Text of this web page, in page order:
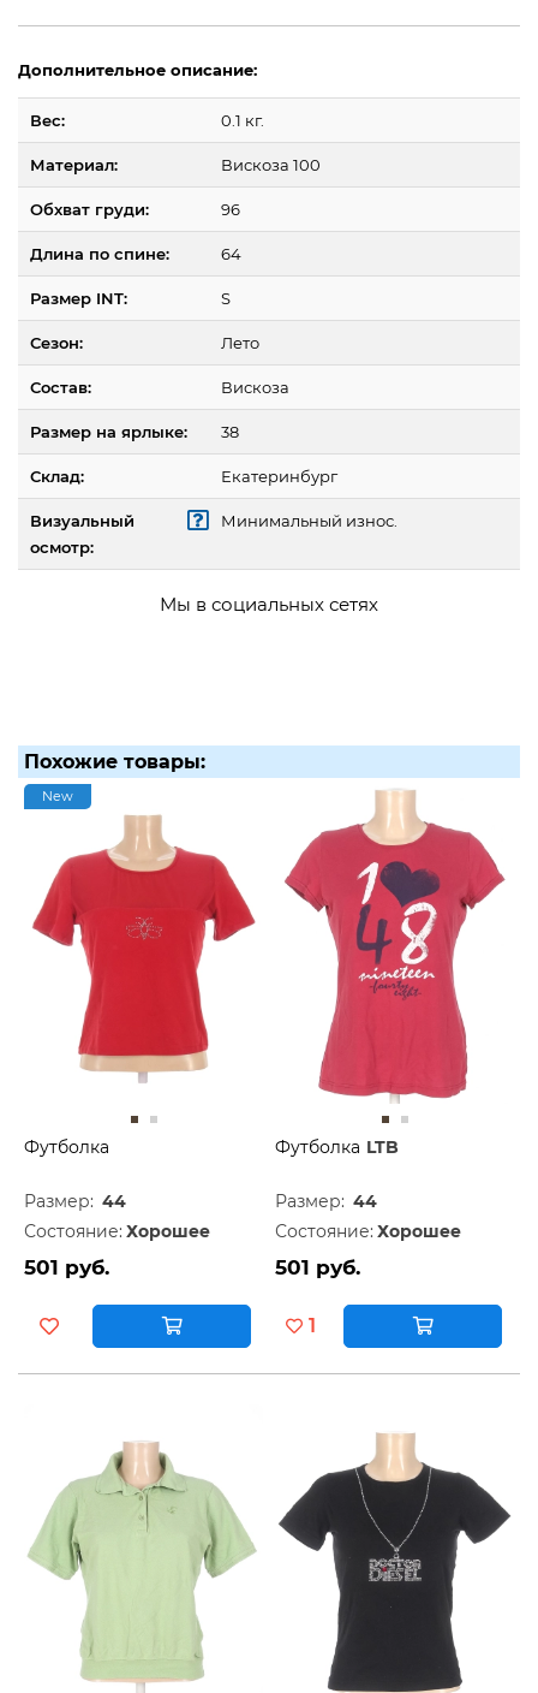
Дополнительное описание:
Вес: 0.1 кг.
Материал: Вискоза 100
Обхват груди: 96
Длина по спине: 64
Размер INT: S
Сезон: Лето
Состав: Вискоза
Размер на ярлыке: 38
Склад: Екатеринбург
Визуальный
осмотр:
Минимальный износ.
Мы в социальных сетях
Похожие товары:
New
Футболка
Размер: 44
Состояние: Хорошее
501 руб.
Футболка LTB
Размер: 44
Состояние: Хорошее
501 руб.
1